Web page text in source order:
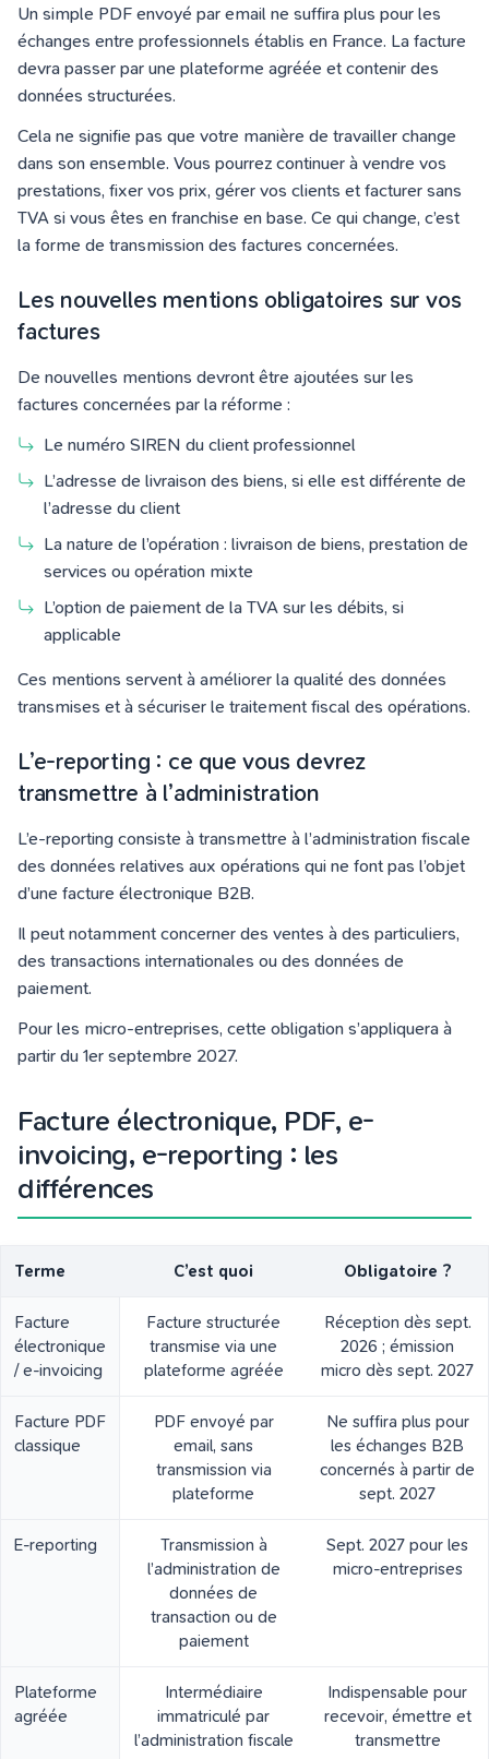
Un simple PDF envoyé par email ne suffira plus pour les
échanges entre professionnels établis en France. La facture
devra passer par une plateforme agréée et contenir des
données structurées.
Cela ne signifie pas que votre manière de travailler change
dans son ensemble. Vous pourrez continuer à vendre vos
prestations, fixer vos prix, gérer vos clients et facturer sans
TVA si vous êtes en franchise en base. Ce qui change, c’est
la forme de transmission des factures concernées.
Les nouvelles mentions obligatoires sur vos
factures
De nouvelles mentions devront être ajoutées sur les
factures concernées par la réforme :
Le numéro SIREN du client professionnel
L’adresse de livraison des biens, si elle est différente de
l’adresse du client
La nature de l’opération : livraison de biens, prestation de
services ou opération mixte
L’option de paiement de la TVA sur les débits, si
applicable
Ces mentions servent à améliorer la qualité des données
transmises et à sécuriser le traitement fiscal des opérations.
L’e-reporting : ce que vous devrez
transmettre à l’administration
L’e-reporting consiste à transmettre à l’administration fiscale
des données relatives aux opérations qui ne font pas l’objet
d’une facture électronique B2B.
Il peut notamment concerner des ventes à des particuliers,
des transactions internationales ou des données de
paiement.
Pour les micro-entreprises, cette obligation s’appliquera à
partir du 1er septembre 2027.
Facture électronique, PDF, e-
invoicing, e-reporting : les
différences
Terme C’est quoi Obligatoire ?
Facture
électronique
/ e-invoicing
Facture structurée
transmise via une
plateforme agréée
Réception dès sept.
2026 ; émission
micro dès sept. 2027
Facture PDF
classique
PDF envoyé par
email, sans
transmission via
plateforme
Ne suffira plus pour
les échanges B2B
concernés à partir de
sept. 2027
E-reporting
Transmission à
l’administration de
données de
transaction ou de
paiement
Sept. 2027 pour les
micro-entreprises
Plateforme
agréée
Intermédiaire
immatriculé par
l’administration fiscale
Indispensable pour
recevoir, émettre et
transmettre